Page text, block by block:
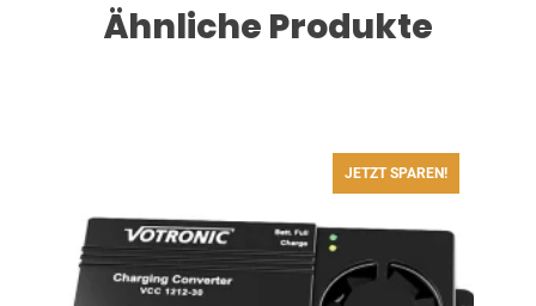
Ähnliche Produkte
JETZT SPAREN!